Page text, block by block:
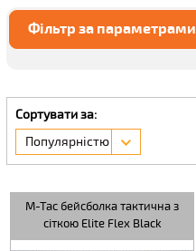
Фільтр за параметрами
Сортувати за:
Популярністю
M-Tac бейсболка тактична з
сіткою Elite Flex Black